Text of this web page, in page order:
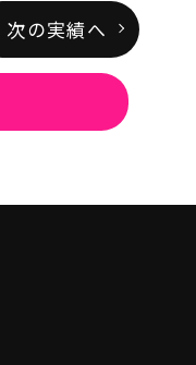
次の実績へ